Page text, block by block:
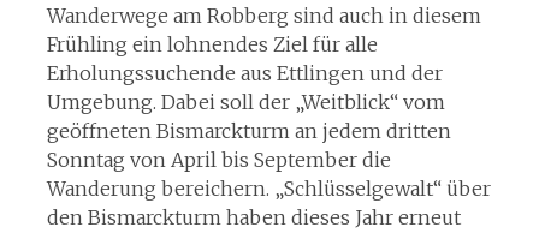
Wanderwege am Robberg sind auch in diesem
Frühling ein lohnendes Ziel für alle
Erholungssuchende aus Ettlingen und der
Umgebung. Dabei soll der „Weitblick“ vom
geöffneten Bismarckturm an jedem dritten
Sonntag von April bis September die
Wanderung bereichern. „Schlüsselgewalt“ über
den Bismarckturm haben dieses Jahr erneut